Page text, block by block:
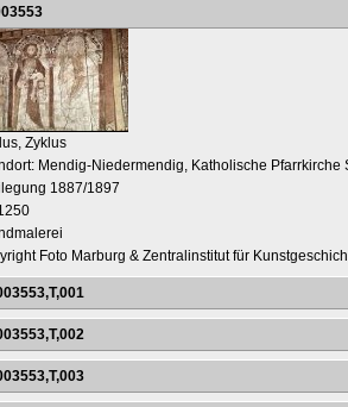
Zyklus
Mendig-Niedermendig, Katholische Pfarrkirche
1887/1897
Foto Marburg & Zentralinstitut für